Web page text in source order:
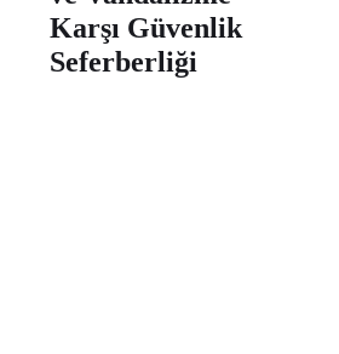
Karşı Güvenlik
Seferberliği